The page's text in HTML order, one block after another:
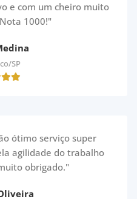
e com um cheiro muito
1000!"
SP
ótimo serviço super
agilidade do trabalho
obrigado."